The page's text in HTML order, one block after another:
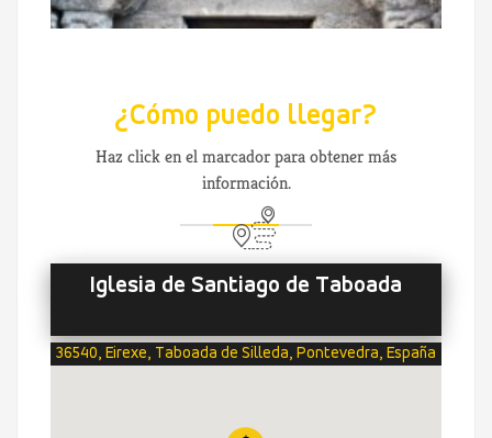
¿Cómo puedo llegar?
Haz click en el marcador para obtener más
información.
Iglesia de Santiago de Taboada
36540, Eirexe, Taboada de Silleda, Pontevedra, España